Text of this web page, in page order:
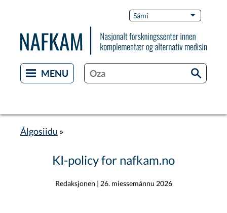
content
Sámi List
Álgosiidu
KI-policy for nafkam.no
Redaksjonen | 26. miessemánnu 2026